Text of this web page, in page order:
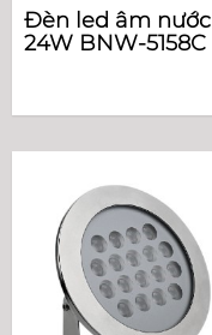
Đèn led âm nước
24W BNW-5158C